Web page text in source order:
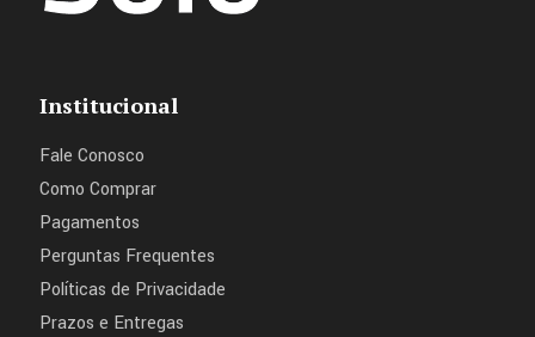
Institucional
Fale Conosco
Como Comprar
Pagamentos
Perguntas Frequentes
Políticas de Privacidade
Prazos e Entregas